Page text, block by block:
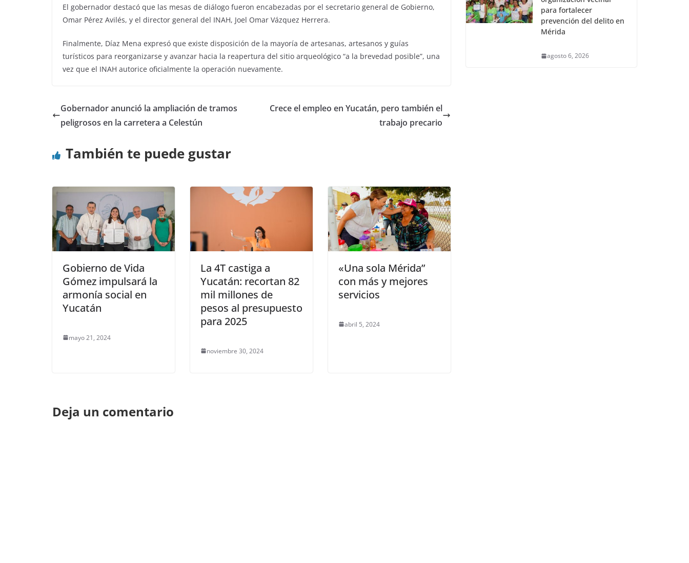
El gobernador destacó que las mesas de diálogo fueron encabezadas por el secretario general de Gobierno,
Omar Pérez Avilés, y el director general del INAH, Joel Omar Vázquez Herrera.
Finalmente, Díaz Mena expresó que existe disposición de la mayoría de artesanas, artesanos y guías
turísticos para reorganizarse y avanzar hacia la reapertura del sitio arqueológico “a la brevedad posible”, una
vez que el INAH autorice oficialmente la operación nuevamente.
Gobernador anunció la ampliación de tramos
peligrosos en la carretera a Celestún
Crece el empleo en Yucatán, pero también el
trabajo precario
También te puede gustar
Gobierno de Vida
Gómez impulsará la
armonía social en
Yucatán
mayo 21, 2024
La 4T castiga a
Yucatán: recortan 82
mil millones de
pesos al presupuesto
para 2025
noviembre 30, 2024
«Una sola Mérida”
con más y mejores
servicios
abril 5, 2024
Deja un comentario
para fortalecer
prevención del delito en
Mérida
agosto 6, 2026